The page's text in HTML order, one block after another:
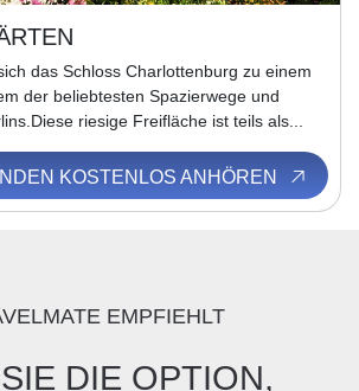
das Schloss Charlottenburg zu einem
der beliebtesten Spazierwege und
riesige Freifläche ist teils als...
KOSTENLOS ANHÖREN
EMPFIEHLT
DIE OPTION,